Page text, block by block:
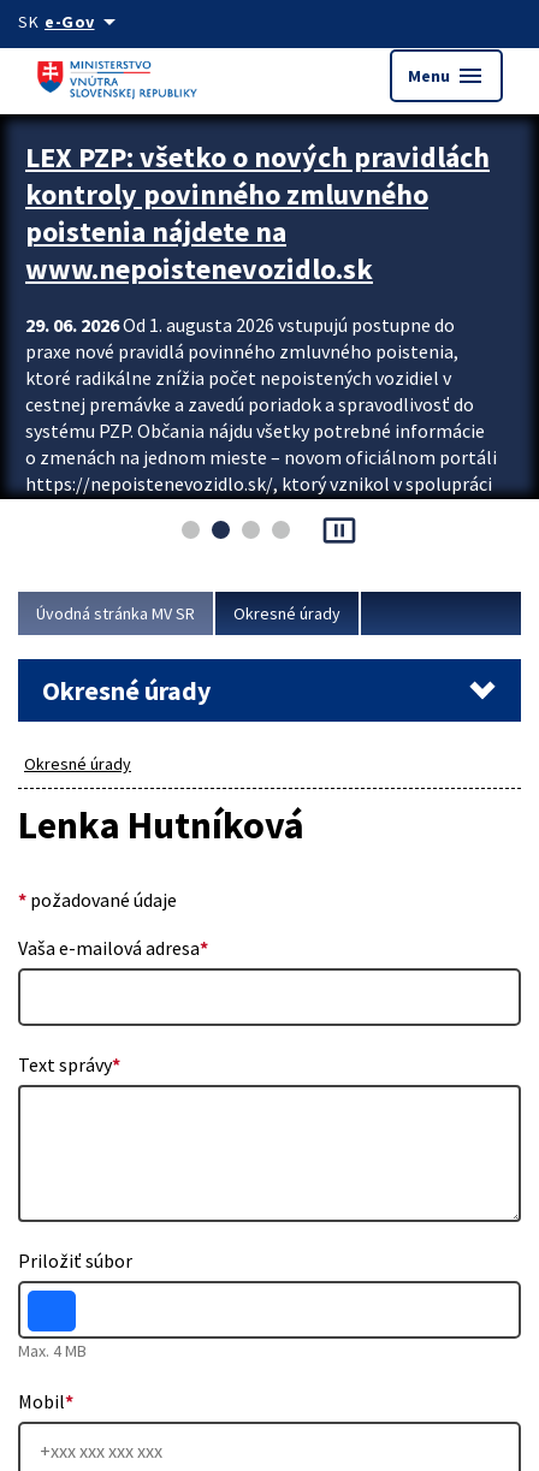
Preskocit na hlavný obsah
SK e-Govarrow_drop_down
Menu menu
Zastavit automatický posun upútavok
LEX PZP: všetko o nových pravidlách
kontroly povinného zmluvného
poistenia nájdete na
www.nepoistenevozidlo.sk
29. 06. 2026Od 1. augusta 2026 vstupujú postupne do
praxe nové pravidlá povinného zmluvného poistenia,
ktoré radikálne znížia počet nepoistených vozidiel v
cestnej premávke a zavedú poriadok a spravodlivosť do
systému PZP. Občania nájdu všetky potrebné informácie
o zmenách na jednom mieste – novom oficiálnom portáli
https://nepoistenevozidlo.sk/, ktorý vznikol v spolupráci
asociácie poisťovní (SLASPO) a Ministerstva vnútra SR.
Viac
pause_presentation
Úvodná stránka MV SR Okresné úrady
Okresné úrady
Okresné úrady
Lenka Hutníková
* požadované údaje
Vaša e-mailová adresa*
Text správy*
Priložiť súbor
Max. 4 MB
Mobil*